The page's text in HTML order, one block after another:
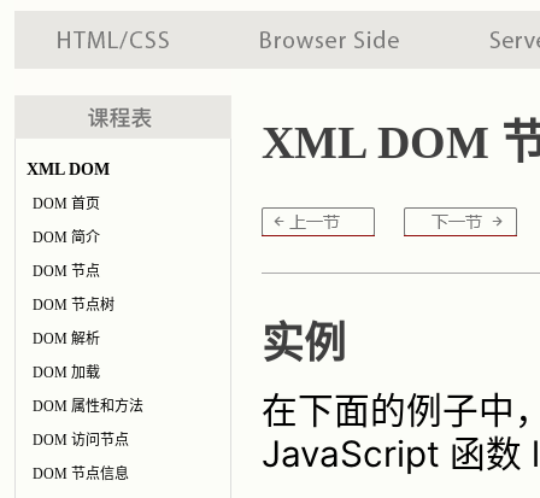
XML DOM
DOM 首页
DOM 简介
DOM 节点
DOM 节点树
DOM 解析
DOM 加载
DOM 属性和方法
DOM 访问节点
DOM 节点信息
XML DOM
实例
在下面的例子中
JavaScript 函数